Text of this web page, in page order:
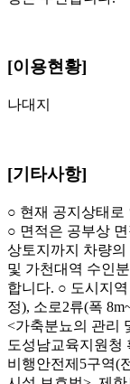
[이용현황]
나대지
[기타사항]
○ 현재 공지상태로
○ 면적은 공부상
상토지까지 차량
및 가천대역 수인
합니다. ○ 도시지
정), 소로2류(폭
<가축분뇨의 관리
도성남교육지원청
비행안전제5구역(